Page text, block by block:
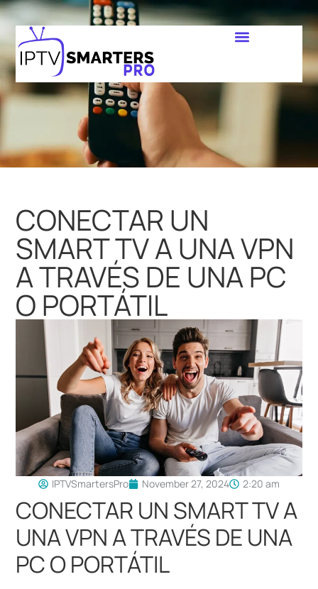
CONECTAR UN
SMART TV A UNA VPN
A TRAVÉS DE UNA PC
O PORTÁTIL
IPTVSmartersPro November 27, 2024 2:20 am
CONECTAR UN SMART TV A
UNA VPN A TRAVÉS DE UNA
PC O PORTÁTIL